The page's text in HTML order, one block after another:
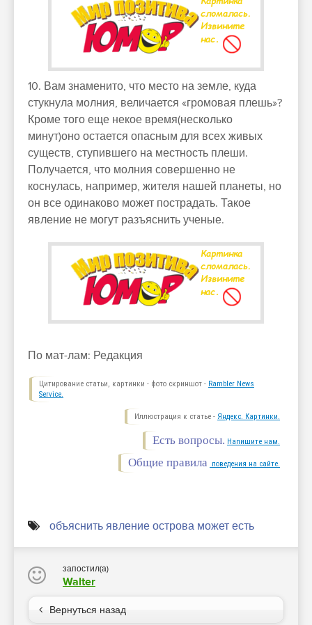
10. Вам знаменито, что место на земле, куда
стукнула молния, величается «громовая плешь»?
Кроме того еще некое время(несколько
минут)оно остается опасным для всех живых
существ, ступившего на местность плеши.
Получается, что молния совершенно не
коснулась, например, жителя нашей планеты, но
он все одинаково может пострадать. Такое
явление не могут разъяснить ученые.
По мат-лам: Редакция
Цитирование статьи, картинки - фото скриншот - Rambler News
Service.
Иллюстрация к статье - Яндекс. Картинки.
Есть вопросы. Напишите нам.
Общие правила поведения на сайте.
объяснить явление острова может есть
запостил(а)
Walter
Вернуться назад